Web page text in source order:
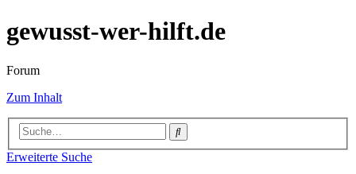
gewusst-wer-hilft.de
Forum
Zum Inhalt
Suche
Erweiterte Suche